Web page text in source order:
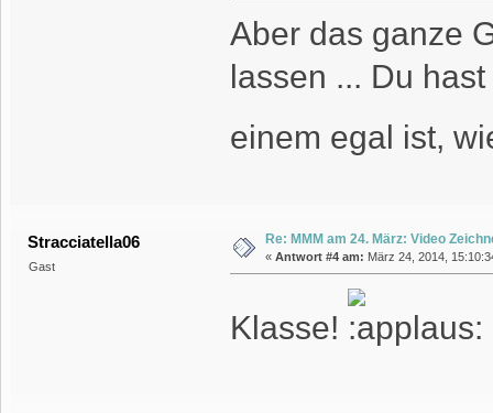
Aber das ganze
lassen ... Du
einem egal ist,
Stracciatella06
Gast
Re: MMM am 24. März: Video
« Antwort #4 am: März 24, 2014,
Klasse!